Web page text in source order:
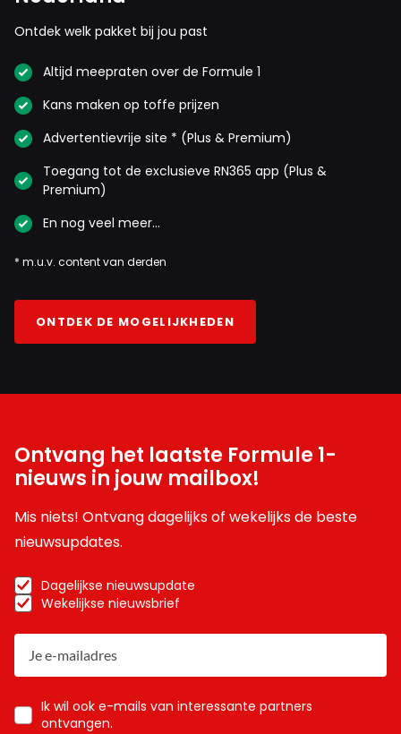
Ontdek welk pakket bij jou past
Altijd meepraten over de Formule 1
Kans maken op toffe prijzen
Advertentievrije site * (Plus & Premium)
Toegang tot de exclusieve RN365 app (Plus &
Premium)
En nog veel meer…
* m.u.v. content van derden
ONTDEK DE MOGELIJKHEDEN
Ontvang het laatste Formule 1-
nieuws in jouw mailbox!
Mis niets! Ontvang dagelijks of wekelijks de beste
nieuwsupdates.
Dagelijkse nieuwsupdate
Wekelijkse nieuwsbrief
Ik wil ook e-mails van interessante partners
ontvangen.